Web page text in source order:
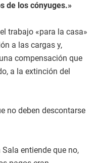
de los cónyuges.»
trabajo «para la casa»
a las cargas y,
compensación que
a la extinción del
no deben descontarse
Sala entiende que no,